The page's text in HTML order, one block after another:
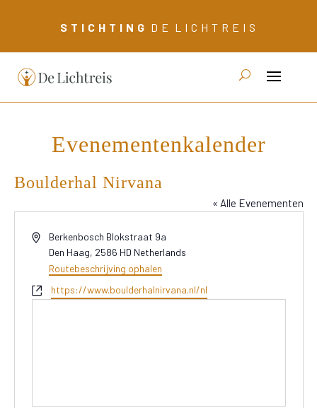
S T I C H T I N G D E L I C H T R E I S
Evenementenkalender
Boulderhal Nirvana
« Alle Evenementen
AdresBerkenbosch Blokstraat 9a
Den Haag, 2586 HD Netherlands
Routebeschrijving ophalen
Websitehttps://www.boulderhalnirvana.nl/nl